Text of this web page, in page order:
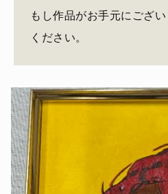
もし作品がお手元にござ
ください。